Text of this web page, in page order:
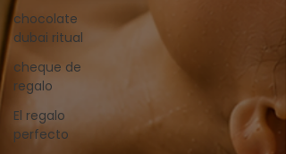
chocolate
dubai ritual
cheque de
regalo
El regalo
perfecto